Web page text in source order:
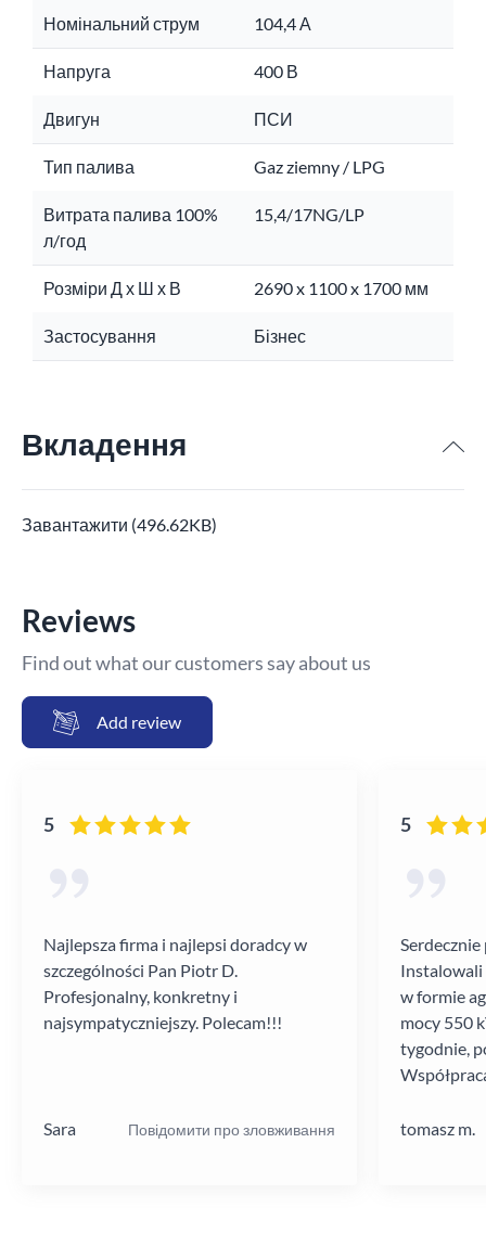
Номінальний струм 104,4 А
Напруга 400 В
Двигун ПСИ
Тип палива Gaz ziemny / LPG
Витрата палива 100%
л/год
15,4/17NG/LP
Розміри Д х Ш х В 2690 x 1100 x 1700 мм
Застосування Бізнес
Вкладення
Завантажити (496.62KB)
Reviews
Find out what our customers say about us
Add review
5
Najlepsza firma i najlepsi doradcy w
szczególności Pan Piotr D.
Profesjonalny, konkretny i
najsympatyczniejszy. Polecam!!!
Sara Повідомити про зловживання
5
Instalowali
w formie
mocy 550
tygodnie,
tomasz m.